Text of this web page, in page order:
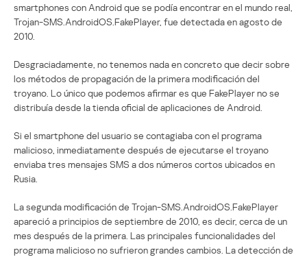
smartphones con Android que se podía encontrar en el mundo real,
Trojan-SMS.AndroidOS.FakePlayer, fue detectada en agosto de
2010.
Desgraciadamente, no tenemos nada en concreto que decir sobre
los métodos de propagación de la primera modificación del
troyano. Lo único que podemos afirmar es que FakePlayer no se
distribuía desde la tienda oficial de aplicaciones de Android.
Si el smartphone del usuario se contagiaba con el programa
malicioso, inmediatamente después de ejecutarse el troyano
enviaba tres mensajes SMS a dos números cortos ubicados en
Rusia.
La segunda modificación de Trojan-SMS.AndroidOS.FakePlayer
apareció a principios de septiembre de 2010, es decir, cerca de un
mes después de la primera. Las principales funcionalidades del
programa malicioso no sufrieron grandes cambios. La detección de